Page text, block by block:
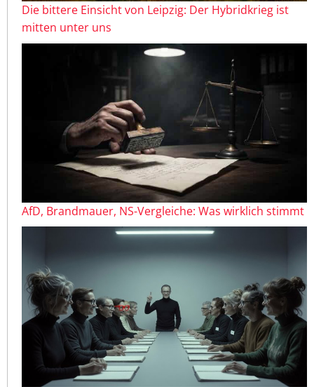
Die bittere Einsicht von Leipzig: Der Hybridkrieg ist
mitten unter uns
AfD, Brandmauer, NS-Vergleiche: Was wirklich stimmt